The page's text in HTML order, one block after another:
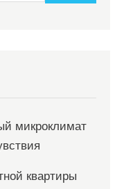
микроклимат
квартиры